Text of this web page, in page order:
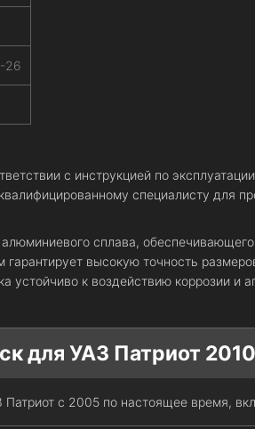
26
с инструкцией по
специалисту для
алюминиевого сплава,
гарантирует высокую точность
устойчиво к воздействию коррозии и
для УАЗ Патриот
с 2005 по настоящее время,